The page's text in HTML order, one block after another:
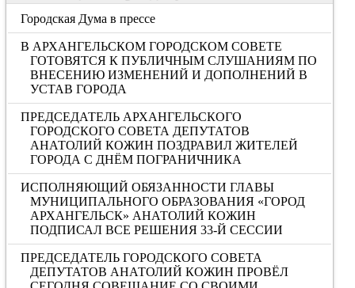
Городская Дума в прессе
В АРХАНГЕЛЬСКОМ ГОРОДСКОМ СОВЕТЕ
ГОТОВЯТСЯ К ПУБЛИЧНЫМ СЛУШАНИЯМ ПО
ВНЕСЕНИЮ ИЗМЕНЕНИЙ И ДОПОЛНЕНИЙ В
УСТАВ ГОРОДА
ПРЕДСЕДАТЕЛЬ АРХАНГЕЛЬСКОГО
ГОРОДСКОГО СОВЕТА ДЕПУТАТОВ
АНАТОЛИЙ КОЖИН ПОЗДРАВИЛ ЖИТЕЛЕЙ
ГОРОДА С ДНЁМ ПОГРАНИЧНИКА
ИСПОЛНЯЮЩИЙ ОБЯЗАННОСТИ ГЛАВЫ
МУНИЦИПАЛЬНОГО ОБРАЗОВАНИЯ «ГОРОД
АРХАНГЕЛЬСК» АНАТОЛИЙ КОЖИН
ПОДПИСАЛ ВСЕ РЕШЕНИЯ 33-Й СЕССИИ
ПРЕДСЕДАТЕЛЬ ГОРОДСКОГО СОВЕТА
ДЕПУТАТОВ АНАТОЛИЙ КОЖИН ПРОВЁЛ